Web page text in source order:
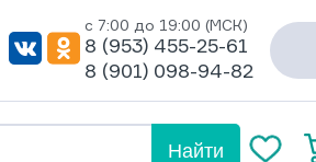
с 7:00 до 19:00 (МСК)
8 (953) 455-25-61
8 (901) 098-94-82
Найти